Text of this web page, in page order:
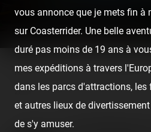
Home Posts Les Manèges du
2020
Les Manèges
vous annonce que je mets fin à
sur Coasterrider. Une belle
duré pas moins de 19 ans à
mes expéditions à travers
dans les parcs d'attractions, les
et autres lieux de
de s'y amuser.